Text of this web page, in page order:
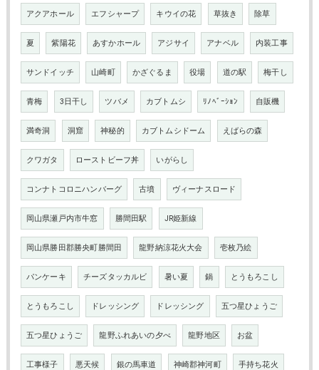
アクアホール エフシャープ キウイの花 草抜き 除草
夏 紫陽花 あすかホール アジサイ アナベル 内装工事
サンドイッチ 山崎町 かざぐるま 役場 道の駅 梅干し
青梅 3日干し ツバメ カブトムシ ﾘﾉﾍﾞｰｼｮﾝ 自販機
満奇洞 洞窟 神秘的 カブトムシドーム えばらの森
クワガタ ローストビーフ丼 いがらし
コンナトコロニハンバーグ 古墳 ヴィーナスロード
岡山県瀬戸内市牛窓 勝間田駅 JR姫新線
岡山県勝田郡勝央町勝間田 龍野納涼花火大会 壱枚乃絵
パンケーキ チーズタッカルビ 暑い夏 鍋 とうもろこし
とうもろこし ドレッシング ドレッシング 五つ星ひょうご
五つ星ひょうご 龍野ふれあいの夕べ 龍野地区 お盆
工事様子 悪天候 銀の馬車道 神崎郡神河町 手持ち花火